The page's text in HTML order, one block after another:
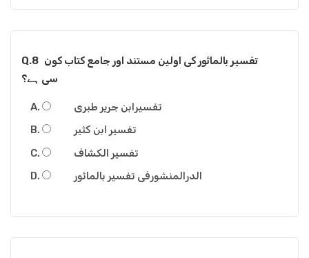
Q.8 تفسیر بالماثور کی اولین مستند اور جامع کتاب کون
سی ہے؟
تفسیرابن جریر طبری
تفسیر ابن کثیر
تفسیر الکشاف
الدرالمنشورفی تفسیر بالماثور